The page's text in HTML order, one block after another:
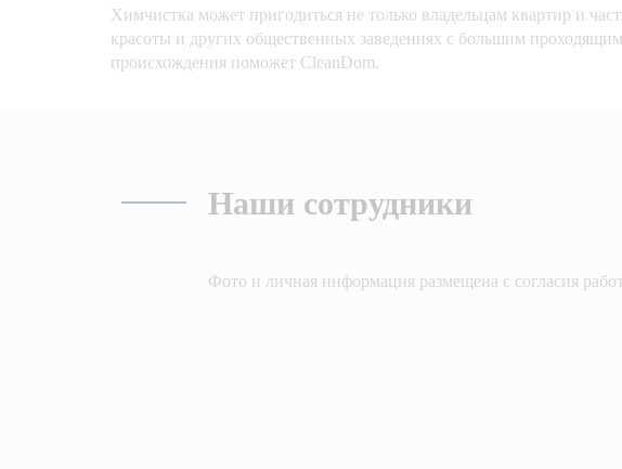
Химчистка может пригодиться не только владельцам квартир и
красоты и других общественных заведениях с большим
происхождения поможет CleanDom.
Наши сотрудники
Фото и личная информация размещена с согласия